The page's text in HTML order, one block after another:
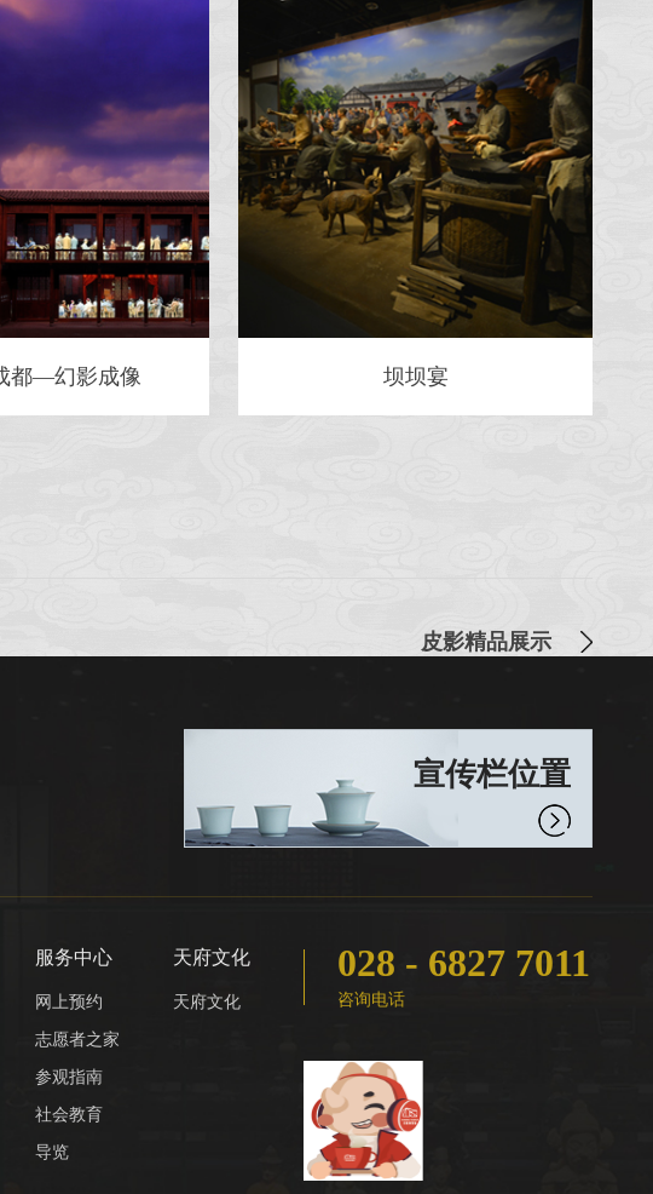
都—幻影成像 坝坝宴
皮影精品展示
宣传栏位置
服务中心
网上预约
志愿者之家
参观指南
社会教育
导览
天府文化
天府文化
028 - 6827 7011
咨询电话